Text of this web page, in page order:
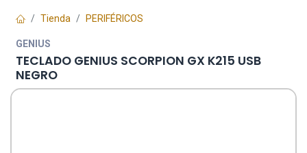
Tienda PERIFÉRICOS
GENIUS
TECLADO GENIUS SCORPION GX K215 USB
NEGRO